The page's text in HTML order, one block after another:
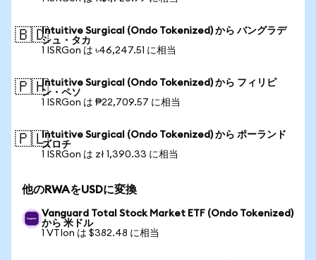
🇧🇩Intuitive Surgical (Ondo Tokenized) から バングラデ
シュ・タカ
1 ISRGon は ৳46,247.51 に相当
🇵🇭Intuitive Surgical (Ondo Tokenized) から フィリピ
ン・ペソ
1 ISRGon は ₱22,709.57 に相当
🇵🇱Intuitive Surgical (Ondo Tokenized) から ポーランド
ズロチ
1 ISRGon は zł 1,390.33 に相当
他のRWAをUSDに変換
Vanguard Total Stock Market ETF (Ondo Tokenized)
から 米ドル
1 VTIon は $382.48 に相当